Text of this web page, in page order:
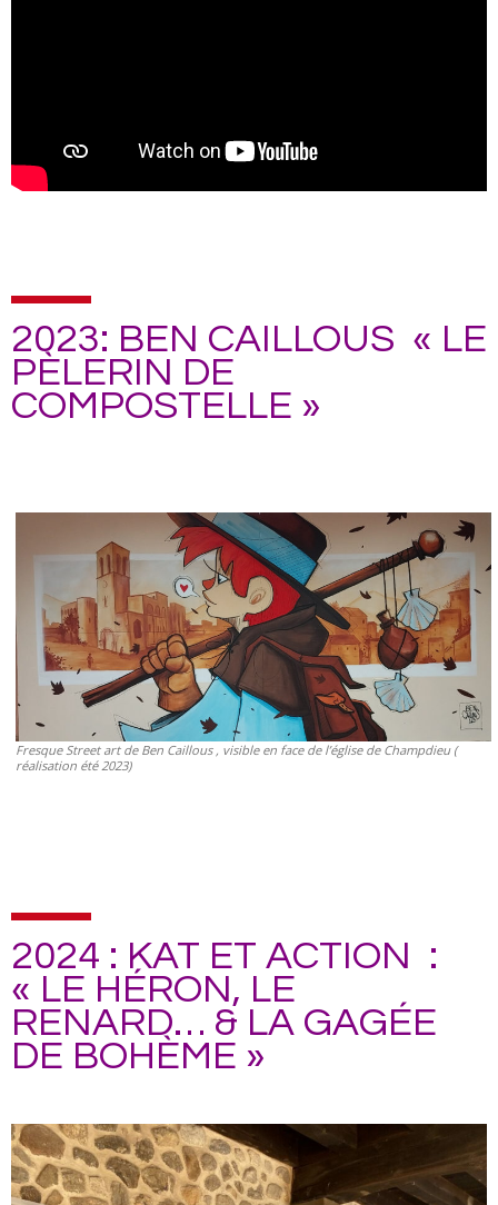
2023: BEN CAILLOUS « LE
PÈLERIN DE
COMPOSTELLE »
Fresque Street art de Ben Caillous , visible en face de l’église de Champdieu (
réalisation été 2023)
2024 : KAT ET ACTION :
« LE HÉRON, LE
RENARD… & LA GAGÉE
DE BOHÈME »